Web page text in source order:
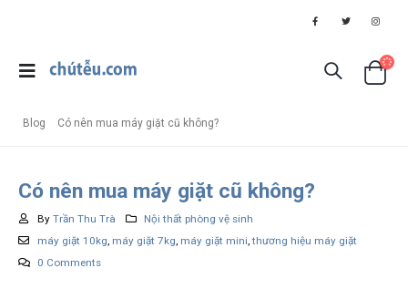
Blog Có nên mua máy giặt cũ không?
Có nên mua máy giặt cũ không?
By Trần Thu Trà
Nội thất phòng vệ sinh
máy giặt 10kg, máy giặt 7kg, máy giặt mini,thương hiệu máy giặt
0 Comments